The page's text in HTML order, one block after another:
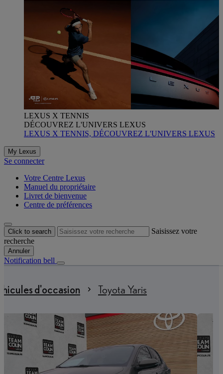
LEXUS X TENNIS
DÉCOUVREZ L'UNIVERS LEXUS
LEXUS X TENNIS, DÉCOUVREZ L'UNIVERS LEXUS
My Lexus
Se connecter
Votre Centre Lexus
Manuel du propriétaire
Livret de bienvenue
Centre de préférences
Click to search
Saisissez votre
recherche
Annuler
Notification bell
d'occasion Toyota Yaris